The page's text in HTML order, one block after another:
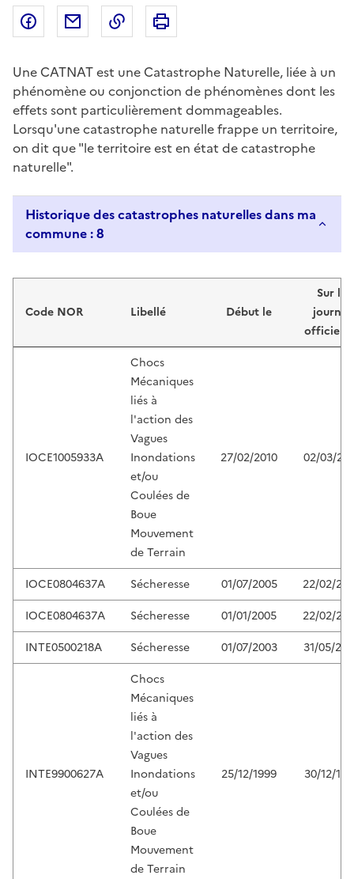
Partager sur Facebook
Partager par emailCopier dans le presse-papier
Une CATNAT est une Catastrophe Naturelle, liée à un
phénomène ou conjonction de phénomènes dont les
effets sont particulièrement dommageables.
Lorsqu'une catastrophe naturelle frappe un territoire,
on dit que "le territoire est en état de catastrophe
naturelle".
Historique des catastrophes naturelles dans ma
commune : 8
Code NOR Libellé Début le
Sur le
journal
officiel
IOCE1005933A
Chocs
Mécaniques
liés à
l'action des
Vagues
Inondations
et/ou
Coulées de
Boue
Mouvement
de Terrain
27/02/2010 02/03/
IOCE0804637A Sécheresse 01/07/2005
22/02/
IOCE0804637A
Sécheresse 01/01/2005
22/02/
INTE0500218A
Sécheresse 01/07/2003 31/05/
INTE9900627A
Chocs
Mécaniques
liés à
l'action des
Vagues
Inondations
et/ou
Coulées de
Boue
Mouvement
de Terrain
25/12/1999 30/12/